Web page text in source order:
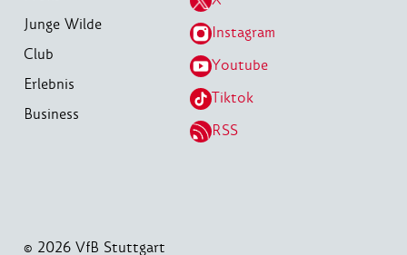
Junge Wilde
Club
Erlebnis
Business
Instagram
Youtube
Tiktok
RSS
© 2026 VfB Stuttgart